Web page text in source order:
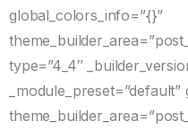
global_colors_info=”{}”
type=”4_4″